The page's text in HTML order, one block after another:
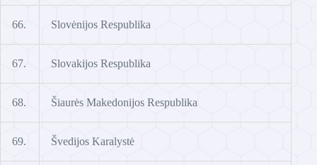
66. Slovėnijos Respublika
67. Slovakijos Respublika
68. Šiaurės Makedonijos Respublika
69. Švedijos Karalystė